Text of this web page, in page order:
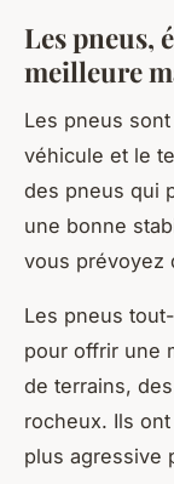
Les pneus,
meilleure
Les pneus
véhicule et le
des pneus qui
une bonne
vous prévoyez
Les pneus
pour offrir une
de terrains,
rocheux. Ils
plus agressive